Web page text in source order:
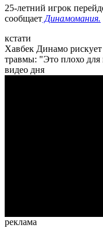
25-летний игрок
сообщает Динамомания.
кстати
Хавбек Динамо рискует
травмы: "Это плохо
видео дня
реклама